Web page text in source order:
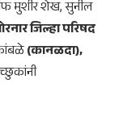
मुशीर शेख, सुनील
जिल्हा परिषद
(कानळदा),